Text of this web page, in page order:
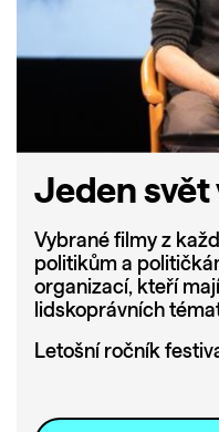
Jeden svět
Vybrané filmy z
politikům a
organizací, kteří
lidskoprávních
Letošní ročník